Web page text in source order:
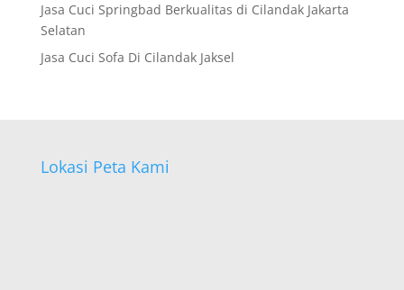
Jasa Cuci Springbad Berkualitas di Cilandak Jakarta
Selatan
Jasa Cuci Sofa Di Cilandak Jaksel
Lokasi Peta Kami